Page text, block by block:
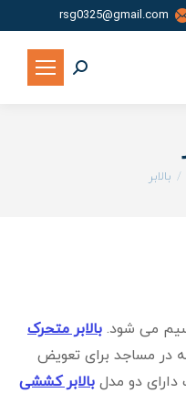
rsg0325@gmail.com
جستجو:
بالابر
می شود. بالابر متحرک
که در مساجد برای تعویض
دارای دو مدل بالابر کششی